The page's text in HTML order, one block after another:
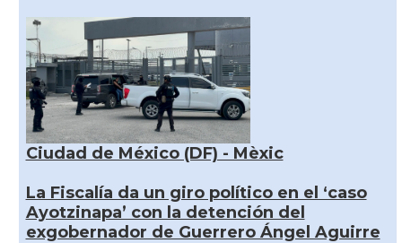
Ciudad de México (DF) - Mèxic
La Fiscalía da un giro político en el ‘caso
Ayotzinapa’ con la detención del
exgobernador de Guerrero Ángel Aguirre